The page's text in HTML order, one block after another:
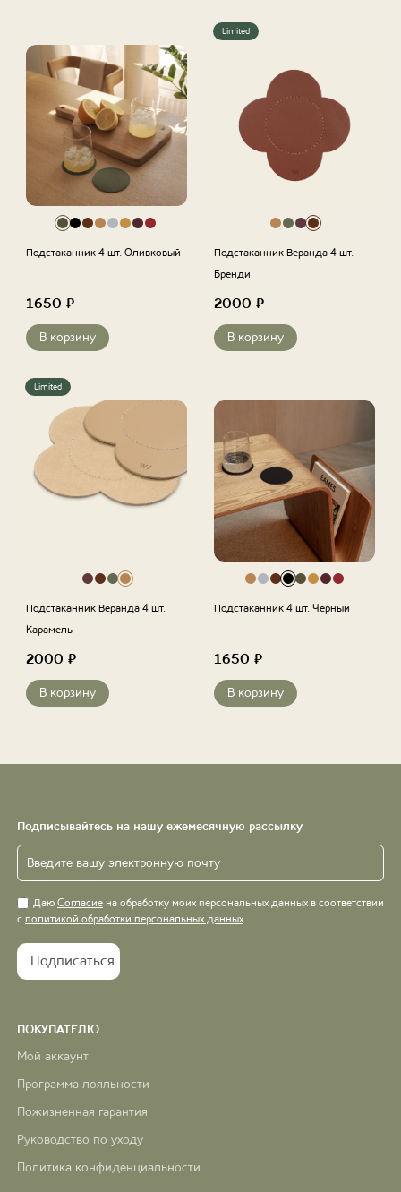
Подстаканник 4 шт. Оливковый
1650 ₽
В корзину
Limited
Подстаканник Веранда 4 шт.
Бренди
2000 ₽
В корзину
Limited
Подстаканник Веранда 4 шт.
Карамель
2000 ₽
В корзину
Подстаканник 4 шт. Черный
1650 ₽
В корзину
Подписывайтесь на нашу ежемесячную рассылку
Даю Согласие на обработку моих персональных данных в соответствии
с политикой обработки персональных данных.
ПОКУПАТЕЛЮ
Мой аккаунт
Программа лояльности
Пожизненная гарантия
Руководство по уходу
Политика конфиденциальности